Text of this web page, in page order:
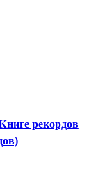
рекордов